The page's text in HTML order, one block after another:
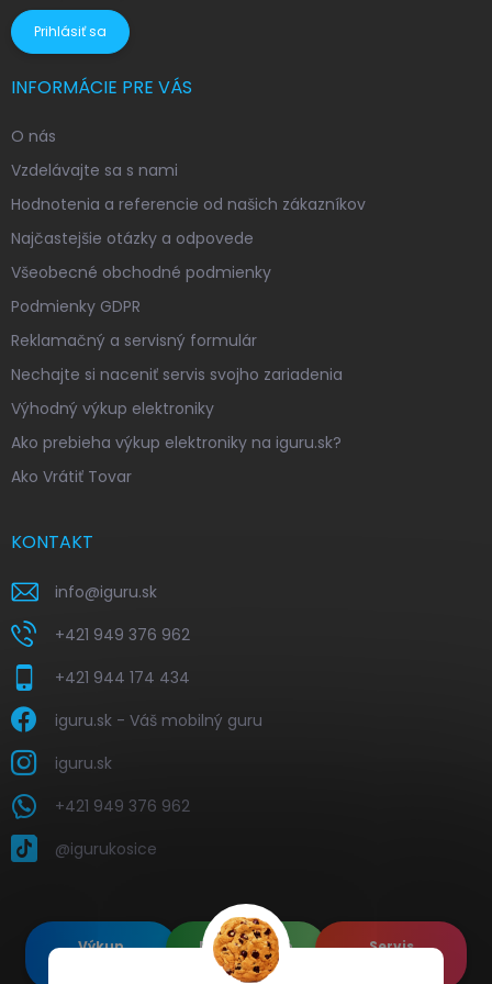
Prihlásiť sa
INFORMÁCIE PRE VÁS
O nás
Vzdelávajte sa s nami
Hodnotenia a referencie od našich zákazníkov
Najčastejšie otázky a odpovede
Všeobecné obchodné podmienky
Podmienky GDPR
Reklamačný a servisný formulár
Nechajte si naceniť servis svojho zariadenia
Výhodný výkup elektroniky
Ako prebieha výkup elektroniky na iguru.sk?
Ako Vrátiť Tovar
KONTAKT
info@iguru.sk
+421 949 376 962
+421 944 174 434
iguru.sk - Váš mobilný guru
iguru.sk
+421 949 376 962
@igurukosice
Výkup
Renovované
Apple's
Servis